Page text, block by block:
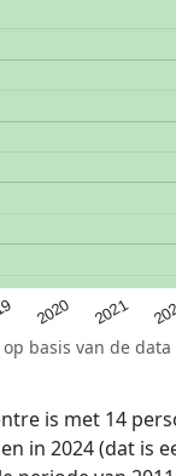
2020 2021
basis van de data
is met 14
in 2024 (dat is